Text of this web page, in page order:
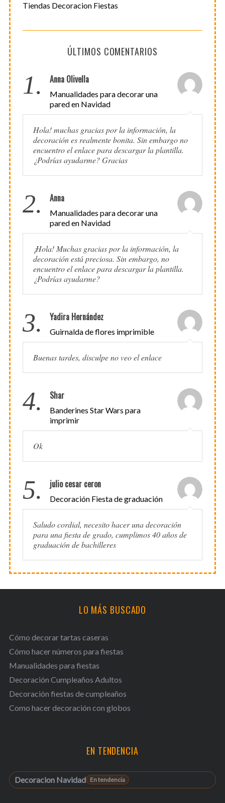
Tiendas Decoracion Fiestas
ÚLTIMOS COMENTARIOS
1. Anna Olivella
Manualidades para decorar una
pared en Navidad
Hola! muchas gracias por la información, la
decoración es realmente bonita. Sin embargo no
encuentro el enlace para descargar la plantilla.
¿Podrías ayudarme? Gracias
2. Anna
Manualidades para decorar una
pared en Navidad
¡Hola! Muchas gracias por la información, la
decoración está preciosa. Sin embargo, no
encuentro el enlace para descargar la plantilla.
¿Podrías ayudarme?
3. Yadira Hernández
Guirnalda de flores imprimible
Buenas tardes, disculpe no veo el enlace
4. Shar
Banderines Star Wars para
imprimir
Ok
5. julio cesar ceron
Decoración Fiesta de graduación
Saludo cordial, necesito hacer una decoración
para una fiesta de grado, cumplimos 40 años de
graduación de bachilleres
LO MÁS BUSCADO
Cómo decorar tartas caseras
Cómo hacer números para fiestas
Manualidades para fiestas
Decoración Cumpleaños Adultos
Decoración fiestas de cumpleaños
Como hacer decoración con globos
EN TENDENCIA
Decoracion Navidad